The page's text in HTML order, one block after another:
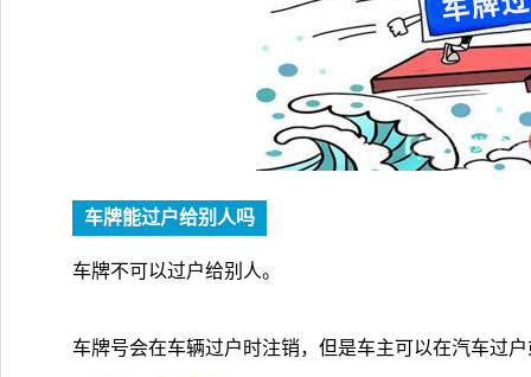
车牌能过户给别人吗
车牌不可以过户给别人。
车牌号会在车辆过户时注销，但是车主可以在汽车过